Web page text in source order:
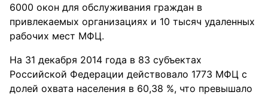
6000 окон для обслуживания граждан в
привлекаемых организациях и 10 тысяч удаленных
рабочих мест МФЦ.
На 31 декабря 2014 года в 83 субъектах
Российской Федерации действовало 1773 МФЦ с
долей охвата населения в 60,38 %, что превышало